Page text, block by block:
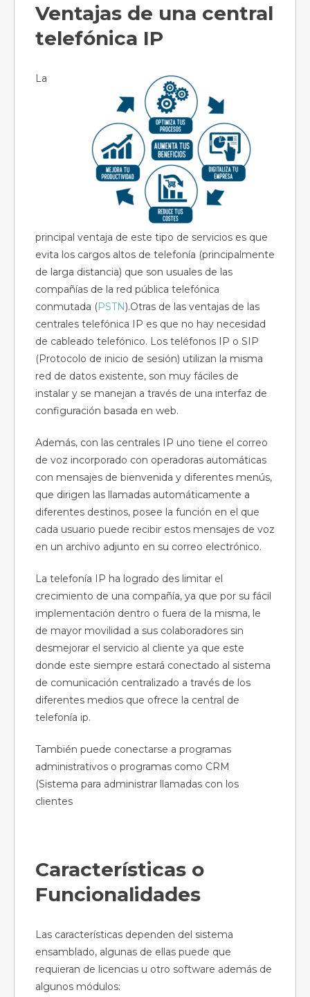
Ventajas de una central
telefónica IP
La
principal ventaja de este tipo de servicios es que
evita los cargos altos de telefonía (principalmente
de larga distancia) que son usuales de las
compañías de la red pública telefónica
conmutada (PSTN).Otras de las ventajas de las
centrales telefónica IP es que no hay necesidad
de cableado telefónico. Los teléfonos IP o SIP
(Protocolo de inicio de sesión) utilizan la misma
red de datos existente, son muy fáciles de
instalar y se manejan a través de una interfaz de
configuración basada en web.
Además, con las centrales IP uno tiene el correo
de voz incorporado con operadoras automáticas
con mensajes de bienvenida y diferentes menús,
que dirigen las llamadas automáticamente a
diferentes destinos, posee la función en el que
cada usuario puede recibir estos mensajes de voz
en un archivo adjunto en su correo electrónico.
La telefonía IP ha logrado des limitar el
crecimiento de una compañía, ya que por su fácil
implementación dentro o fuera de la misma, le
de mayor movilidad a sus colaboradores sin
desmejorar el servicio al cliente ya que este
donde este siempre estará conectado al sistema
de comunicación centralizado a través de los
diferentes medios que ofrece la central de
telefonía ip.
También puede conectarse a programas
administrativos o programas como CRM
(Sistema para administrar llamadas con los
clientes
Características o
Funcionalidades
Las características dependen del sistema
ensamblado, algunas de ellas puede que
requieran de licencias u otro software además de
algunos módulos: